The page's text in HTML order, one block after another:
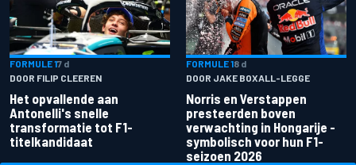
FORMULE 17 d
DOOR FILIP CLEEREN
Het opvallende aan
Antonelli's snelle
transformatie tot F1-
titelkandidaat
FORMULE 18 d
DOOR JAKE BOXALL-LEGGE
Norris en Verstappen
presteerden boven
verwachting in Hongarije -
symbolisch voor hun F1-
seizoen 2026